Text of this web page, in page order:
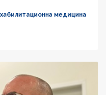
медицина